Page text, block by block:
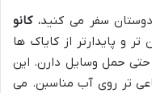
دوستان سفر می کنید،کانو
تر و پایدارتر از کایاک ها
حمل وسایل دارن. این
تر روی آب مناسبن. می